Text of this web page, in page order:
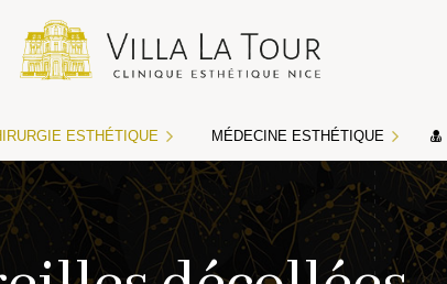
ESTHÉTIQUE MÉDECINE ESTHÉTIQUE
Acide hyaluronique